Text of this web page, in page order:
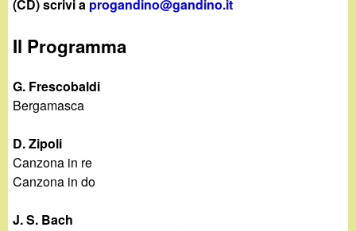
i
n
o
.
i
c
(CD) scrivi a progandino@gandino.it
Il Programma
G. Frescobaldi
Bergamasca
D. Zipoli
Canzona in re
Canzona in do
J. S. Bach